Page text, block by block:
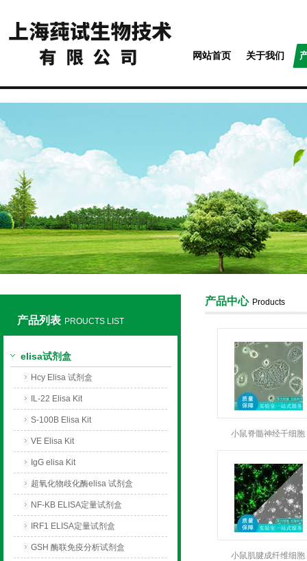
网站首页 关于我们
产品列表 PROUCTS LIST
elisa试剂盒
Hcy Elisa 试剂盒
IL-22 Elisa Kit
S-100B Elisa Kit
VE Elisa Kit
IgG elisa Kit
超氧化物歧化酶elisa 试剂盒
NF-KB ELISA定量试剂盒
IRF1 ELISA定量试剂盒
GSH 酶联免疫分析试剂盒
产品中心 Products
小鼠脊髓神经干细胞
小鼠肌腱成纤维细胞